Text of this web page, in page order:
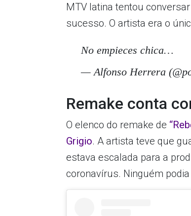
MTV latina tentou
sucesso. O artista era o
No empieces chica…
— Alfonso Herrera
Remake conta
O elenco do remake de
Grigio. A artista teve que
estava escalada para a
coronavírus. Ninguém